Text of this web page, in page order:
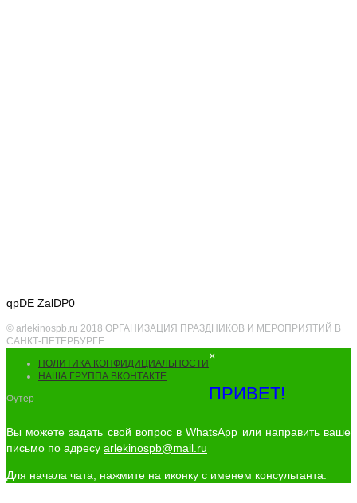
qpDE ZalDP0
© arlekinospb.ru 2018 ОРГАНИЗАЦИЯ ПРАЗДНИКОВ И МЕРОПРИЯТИЙ В
САНКТ-ПЕТЕРБУРГЕ.
ПОЛИТИКА КОНФИДИЦИАЛЬНОСТИ
НАША ГРУППА ВКОНТАКТЕ
Футер
×
ПРИВЕТ!
Вы можете задать свой вопрос в WhatsApp или направить ваше
письмо по адресу arlekinospb@mail.ru
Для начала чата, нажмите на иконку с именем консультанта.